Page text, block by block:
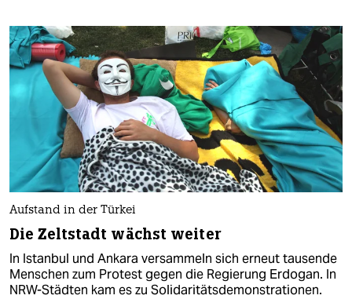
Aufstand in der Türkei
Die Zeltstadt wächst weiter
In Istanbul und Ankara versammeln sich erneut tausende
Menschen zum Protest gegen die Regierung Erdogan. In
NRW-Städten kam es zu Solidaritätsdemonstrationen.